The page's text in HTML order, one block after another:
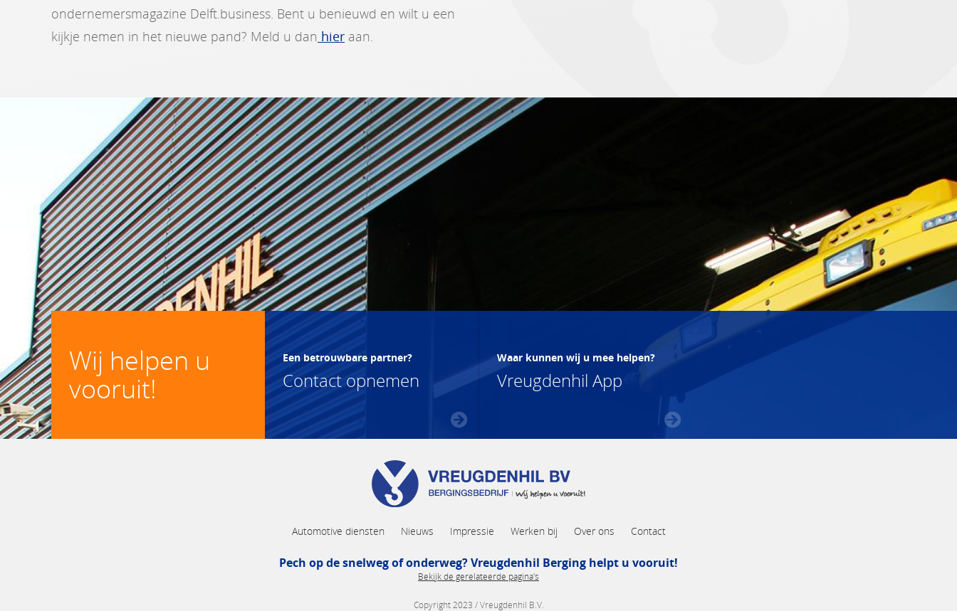
ondernemersmagazine Delft.business. Bent u benieuwd en wilt u een
kijkje nemen in het nieuwe pand? Meld u dan hier aan.
Wij helpen u
vooruit!
Een betrouwbare partner?
Contact opnemen
Waar kunnen wij u mee helpen?
Vreugdenhil App
Automotive diensten Nieuws Impressie Werken bij Over ons Contact
Pech op de snelweg of onderweg? Vreugdenhil Berging helpt u vooruit!
Bekijk de gerelateerde pagina's
Copyright 2023 / Vreugdenhil B.V.